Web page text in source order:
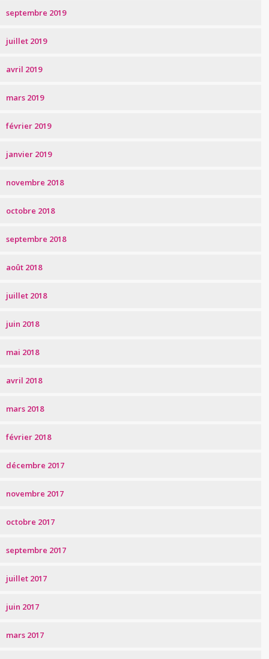
septembre 2019
juillet 2019
avril 2019
mars 2019
février 2019
janvier 2019
novembre 2018
octobre 2018
septembre 2018
août 2018
juillet 2018
juin 2018
mai 2018
avril 2018
mars 2018
février 2018
décembre 2017
novembre 2017
octobre 2017
septembre 2017
juillet 2017
juin 2017
mars 2017